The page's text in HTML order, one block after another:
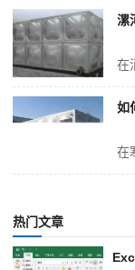
漯
如
热门文章